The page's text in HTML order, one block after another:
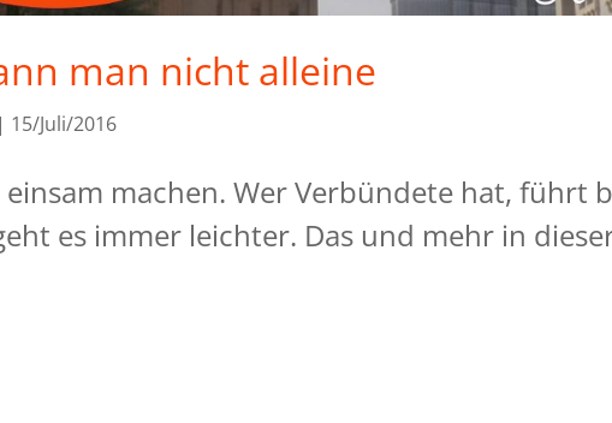
man nicht alleine
| 15/Juli/2016
machen. Wer Verbündete hat, führt
es immer leichter. Das und mehr in